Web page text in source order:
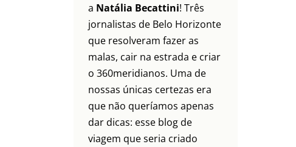
a Natália Becattini! Três
jornalistas de Belo Horizonte
que resolveram fazer as
malas, cair na estrada e criar
o 360meridianos. Uma de
nossas únicas certezas era
que não queríamos apenas
dar dicas: esse blog de
viagem que seria criado